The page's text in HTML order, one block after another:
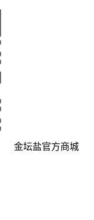
金坛盐官方商城